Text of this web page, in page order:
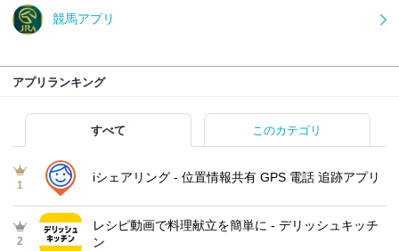
競馬アプリ
アプリランキング
すべて このカテゴリ
1
iシェアリング - 位置情報共有 GPS 電話 追跡アプリ
2
レシピ動画で料理献立を簡単‪に - デリッシュキッチ
ン